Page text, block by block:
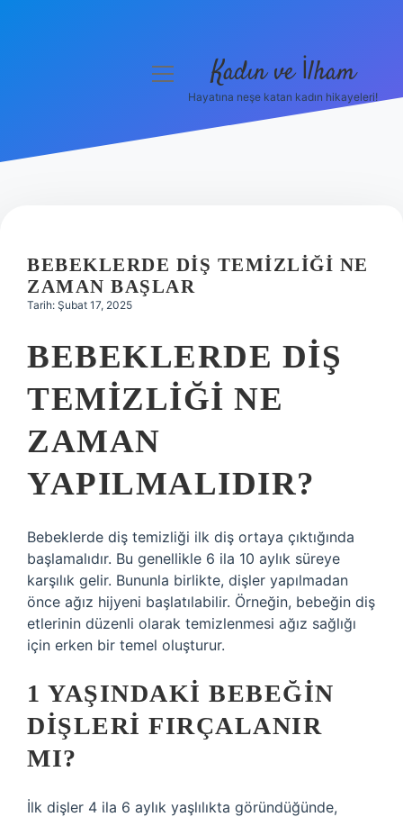
Hakkımızda
menüyü
Kadın ve İlham
Hayatına neşe katan kadın hikayeleri!
BEBEKLERDE DIŞ TEMIZLIĞI NE
ZAMAN BAŞLAR
Tarih: Şubat 17, 2025
BEBEKLERDE DIŞ
TEMIZLIĞI NE
ZAMAN
YAPILMALIDIR?
Bebeklerde diş temizliği ilk diş ortaya çıktığında
başlamalıdır. Bu genellikle 6 ila 10 aylık süreye
karşılık gelir. Bununla birlikte, dişler yapılmadan
önce ağız hijyeni başlatılabilir. Örneğin, bebeğin diş
etlerinin düzenli olarak temizlenmesi ağız sağlığı
için erken bir temel oluşturur.
1 YAŞINDAKI BEBEĞIN
DIŞLERI FIRÇALANIR
MI?
İlk dişler 4 ila 6 aylık yaşlılıkta göründüğünde,